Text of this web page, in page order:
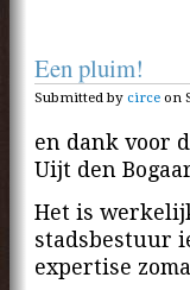
Een pluim!
Submitted by circe on
en dank voor
Uijt den
Het is
stadsbestuur
expertise